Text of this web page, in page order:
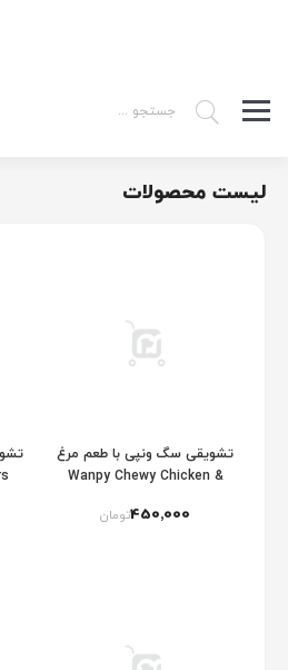
لیست محصولات
تشویقی سگ ونپی با طعم مرغ
Wanpy Chewy Chicken &
450٬000تومان